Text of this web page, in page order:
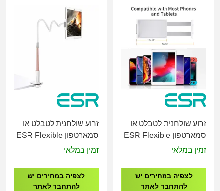
זרוע שולחנית לטבלט או
סמארטפון ESR Flexible
Phone Stand Silver
זמין במלאי
לצפיה במחירים יש
להתחבר לאתר
זרוע שולחנית לטבלט או
סמארטפון ESR Flexible
Phone Stand Rose Gold
זמין במלאי
לצפיה במחירים יש
להתחבר לאתר